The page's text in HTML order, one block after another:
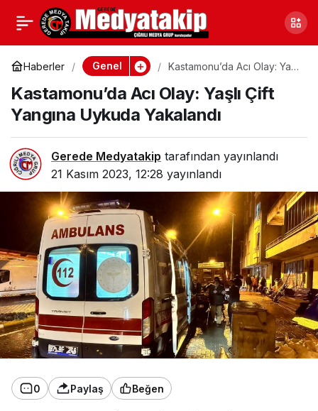
Haberler Genel
Kastamonu’da Acı Olay: Yaşlı
Yakalandı
Kastamonu’da Acı Olay: Yaşlı Çift
Yangına Uykuda Yakalandı
Gerede Medyatakip tarafından yayınlandı
21 Kasım 2023, 12:28 yayınlandı
0 Paylaş Beğen
Zonguldak’ta Felaket: 57
Okul ve 100’e Yakın
Tekne Zarar Gördü
Paylaş